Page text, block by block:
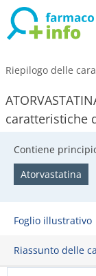
Riepilogo delle
caratteristiche
Contiene
Atorvastatina
Foglio illustrativo
Riassunto delle